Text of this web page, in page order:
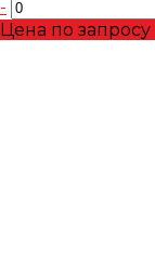
-
Цена по запросу